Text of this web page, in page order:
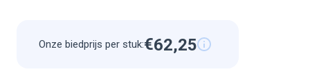
Onze biedprijs per stuk:€62,25